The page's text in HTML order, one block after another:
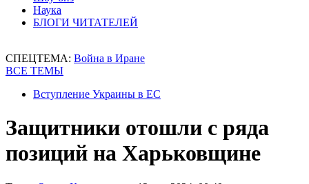
Наука
БЛОГИ ЧИТАТЕЛЕЙ
СПЕЦТЕМА: Война в Иране
ВСЕ ТЕМЫ
Вступление Украины в ЕС
Защитники отошли с ряда
позиций на Харьковщине